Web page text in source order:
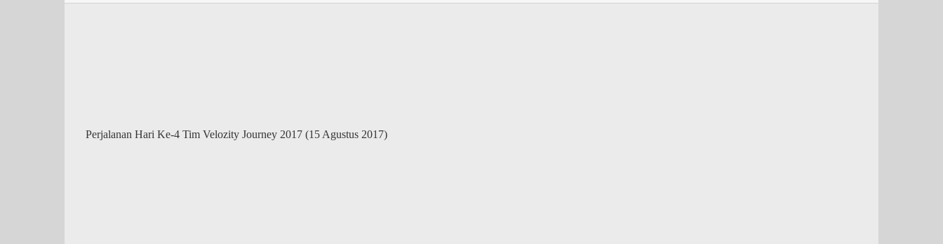
Perjalanan Hari Ke-4 Tim Velozity Journey 2017 (15 Agustus 2017)